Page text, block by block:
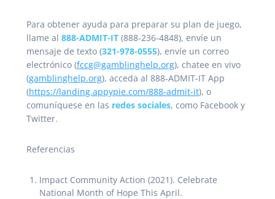
Para obtener ayuda para preparar su plan de juego,
llame al 888-ADMIT-IT (888-236-4848), envíe un
mensaje de texto (321-978-0555), envíe un correo
electrónico (fccg@gamblinghelp.org), chatee en vivo
(gamblinghelp.org), acceda al 888-ADMIT-IT App
(https://landing.appypie.com/888-admit-it), o
comuníquese en las redes sociales, como Facebook y
Twitter.
Referencias
Impact Community Action (2021). Celebrate
National Month of Hope This April.